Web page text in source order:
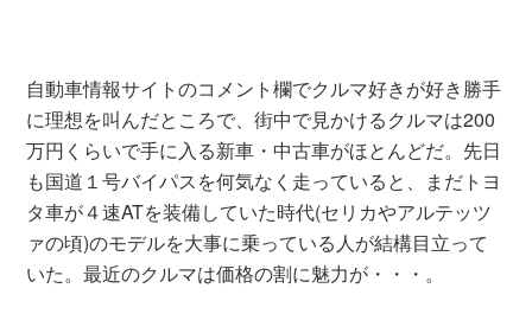
自動車情報サイトのコメント欄でクルマ好きが好き勝手
に理想を叫んだところで、街中で見かけるクルマは200
万円くらいで手に入る新車・中古車がほとんどだ。先日
も国道１号バイパスを何気なく走っていると、まだトヨ
タ車が４速ATを装備していた時代(セリカやアルテッツ
ァの頃)のモデルを大事に乗っている人が結構目立って
いた。最近のクルマは価格の割に魅力が・・・。